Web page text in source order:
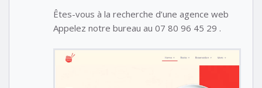
Êtes-vous à la recherche d’une agence web
Appelez notre bureau au 07 80 96 45 29 .